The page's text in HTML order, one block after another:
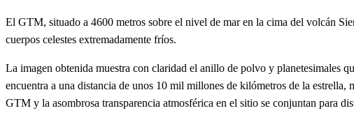
El GTM, situado a 4600 metros sobre el nivel de mar en la cima del volcán
cuerpos celestes extremadamente fríos.
La imagen obtenida muestra con claridad el anillo de polvo y planetesimales
encuentra a una distancia de unos 10 mil millones de kilómetros de la
GTM y la asombrosa transparencia atmosférica en el sitio se conjuntan para